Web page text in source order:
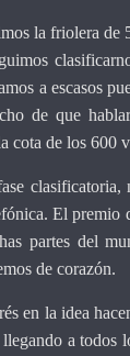
la friolera de
a escasos
de que
cota de los 600
El premio
partes del
de corazón.
en la idea
a todos